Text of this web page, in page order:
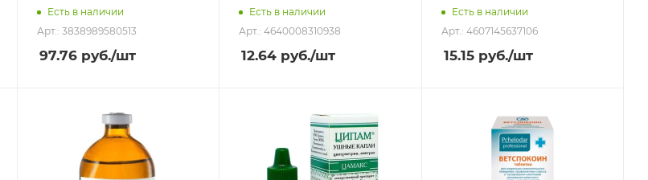
Есть в наличии
Арт.: 3838989580513
97.76руб./шт
Есть в наличии
Арт.: 4640008310938
12.64 руб./шт
Есть в наличии
Арт.: 4607145637106
15.15руб./шт